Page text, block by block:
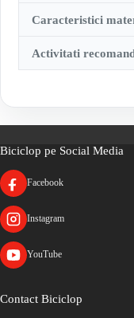
Caracteristici
Activitati
Biciclop pe Social Media
Facebook
Instagram
YouTube
Contact Biciclop